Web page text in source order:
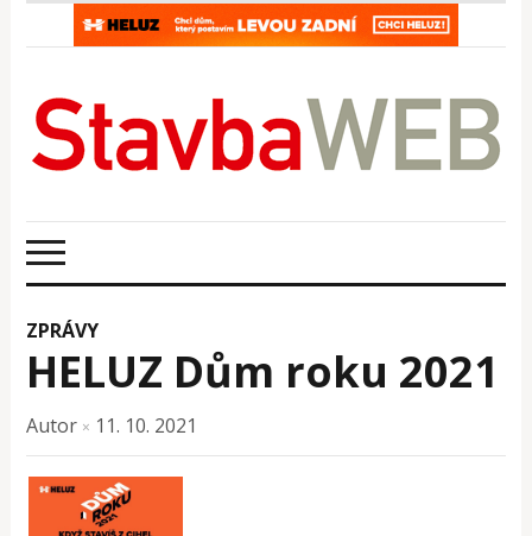
ZPRÁVY
HELUZ Dům roku 2021
Autor × 11. 10. 2021